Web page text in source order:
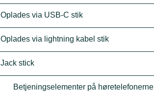
Oplades via USB-C stik
Oplades via lightning kabel stik
Jack stick
Betjeningselementer på høretelefonerne